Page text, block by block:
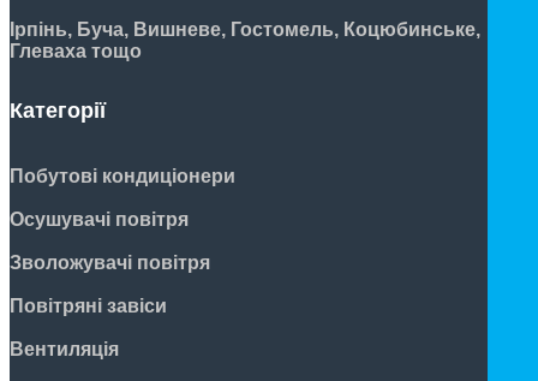
Ірпінь, Буча, Вишневе, Гостомель, Коцюбинське,
Глеваха тощо
Категорії
Побутові кондиціонери
Осушувачі повітря
Зволожувачі повітря
Повітряні завіси
Вентиляція